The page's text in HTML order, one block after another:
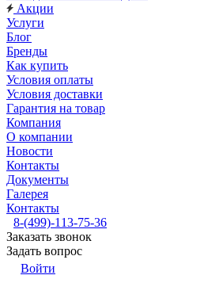
Акции
Услуги
Блог
Бренды
Как купить
Условия оплаты
Условия доставки
Гарантия на товар
Компания
О компании
Новости
Контакты
Документы
Галерея
Контакты
8-(499)-113-75-36
Заказать звонок
Задать вопрос
Войти